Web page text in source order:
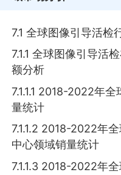
7.1 全球图像引导活检
7.1.1 全球图像引导活
额分析
7.1.1.1 2018-2022年
量统计
7.1.1.2 2018-2022年
中心领域销量统计
7.1.1.3 2018-2022年